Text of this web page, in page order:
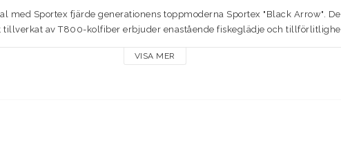
med Sportex fjärde generationens toppmoderna Sportex "Black Arrow".
av T800-kolfiber erbjuder enastående fiskeglädje och
Tack vare sin imponerande hastighet och utmärkta kastegenskaper ger
VISA MER